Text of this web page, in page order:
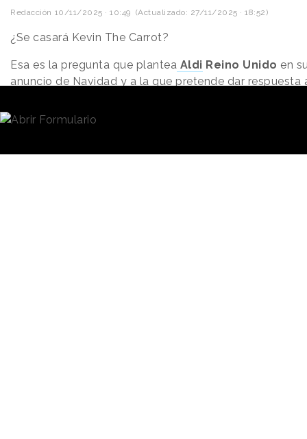
Redacción 10/11/2025 · 10:49 (Actualizado: 27/11/2025 · 18:52)
¿Se casará Kevin The Carrot?
Esa es la pregunta que plantea Aldi Reino Unido en
anuncio de Navidad y a la que pretende dar respuesta
dividido la campaña en tres partes diferentes. La